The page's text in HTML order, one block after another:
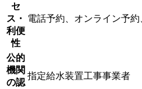
セ
ス・
利便
性
電話予約、オンライン予
公的
機関
の認
指定給水装置工事事業者